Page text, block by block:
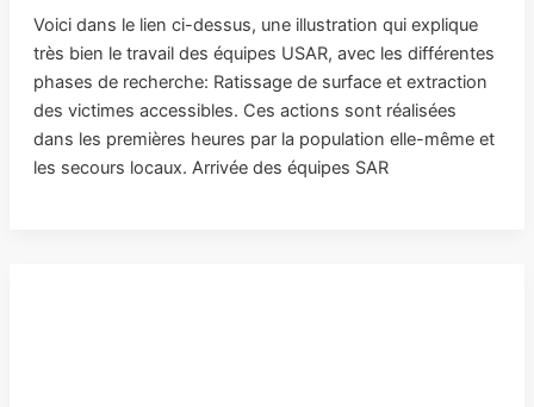
Voici dans le lien ci-dessus, une illustration qui explique
très bien le travail des équipes USAR, avec les différentes
phases de recherche: Ratissage de surface et extraction
des victimes accessibles. Ces actions sont réalisées
dans les premières heures par la population elle-même et
les secours locaux. Arrivée des équipes SAR